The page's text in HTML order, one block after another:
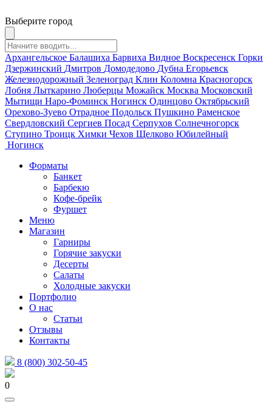
Выберите город
Архангельское Балашиха Барвиха Видное Воскресенск Горки
Дзержинский Дмитров Домодедово Дубна Егорьевск
Железнодорожный Зеленоград Клин Коломна Красногорск
Лобня Лыткарино Люберцы Можайск Москва Московский
Мытищи Наро-Фоминск Ногинск Одинцово Октябрьский
Орехово-Зуево Отрадное Подольск Пушкино Раменское
Свердловский Сергиев Посад Серпухов Солнечногорск
Ступино Троицк Химки Чехов Щелково Юбилейный
Ногинск
Форматы
Банкет
Барбекю
Кофе-брейк
Фуршет
Меню
Магазин
Гарниры
Горячие закуски
Десерты
Салаты
Холодные закуски
Портфолио
О нас
Статьи
Отзывы
Контакты
8 (800) 302-50-45
0